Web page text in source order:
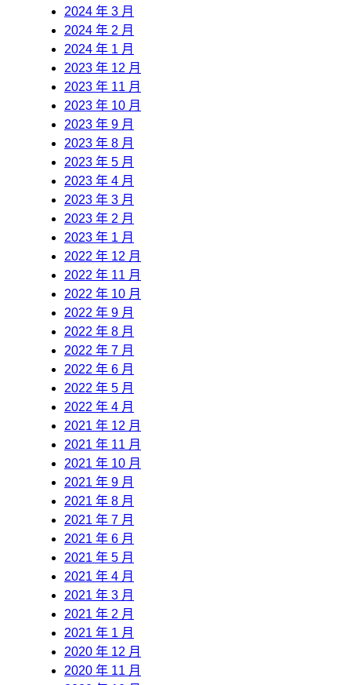
2024 年 3 月
2024 年 2 月
2024 年 1 月
2023 年 12 月
2023 年 11 月
2023 年 10 月
2023 年 9 月
2023 年 8 月
2023 年 5 月
2023 年 4 月
2023 年 3 月
2023 年 2 月
2023 年 1 月
2022 年 12 月
2022 年 11 月
2022 年 10 月
2022 年 9 月
2022 年 8 月
2022 年 7 月
2022 年 6 月
2022 年 5 月
2022 年 4 月
2021 年 12 月
2021 年 11 月
2021 年 10 月
2021 年 9 月
2021 年 8 月
2021 年 7 月
2021 年 6 月
2021 年 5 月
2021 年 4 月
2021 年 3 月
2021 年 2 月
2021 年 1 月
2020 年 12 月
2020 年 11 月